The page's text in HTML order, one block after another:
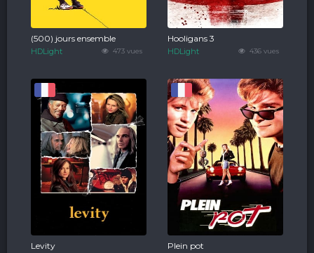
473 vues
(500) jours ensemble
HDLight 436 vues
Hooligans 3
HDLight
Levity Plein pot